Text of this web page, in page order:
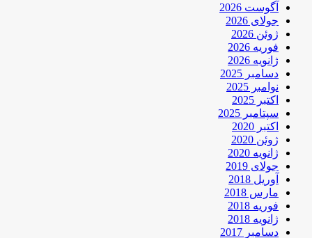
آگوست 2026
جولای 2026
ژوئن 2026
فوریه 2026
ژانویه 2026
دسامبر 2025
نوامبر 2025
اکتبر 2025
سپتامبر 2025
اکتبر 2020
ژوئن 2020
ژانویه 2020
جولای 2019
آوریل 2018
مارس 2018
فوریه 2018
ژانویه 2018
دسامبر 2017